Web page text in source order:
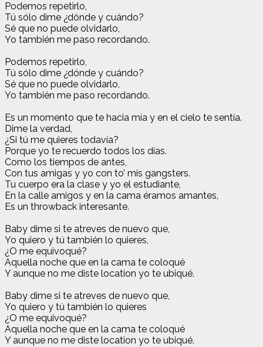
Podemos repetirlo,
Tú sólo dime ¿dónde y cuándo?
Sé que no puede olvidarlo,
Yo también me paso recordando.
Podemos repetirlo,
Tú sólo dime ¿dónde y cuándo?
Sé que no puede olvidarlo,
Yo también me paso recordando.
Es un momento que te hacia mía y en el cielo te sentía.
Dime la verdad,
¿Si tú me quieres todavía?
Porque yo te recuerdo todos los días.
Como los tiempos de antes,
Con tus amigas y yo con to’ mis gangsters.
Tu cuerpo era la clase y yo el estudiante,
En la calle amigos y en la cama éramos amantes,
Es un throwback interesante.
Baby dime si te atreves de nuevo que,
Yo quiero y tú también lo quieres,
¿O me equivoqué?
Aquella noche que en la cama te coloqué
Y aunque no me diste location yo te ubiqué.
Baby dime si te atreves de nuevo que,
Yo quiero y tú también lo quieres
¿O me equivoqué?
Aquella noche que en la cama te coloqué
Y aunque no me diste location yo te ubiqué.